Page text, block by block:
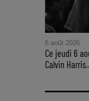
6 août 2026
Ce jeudi 6
Calvin